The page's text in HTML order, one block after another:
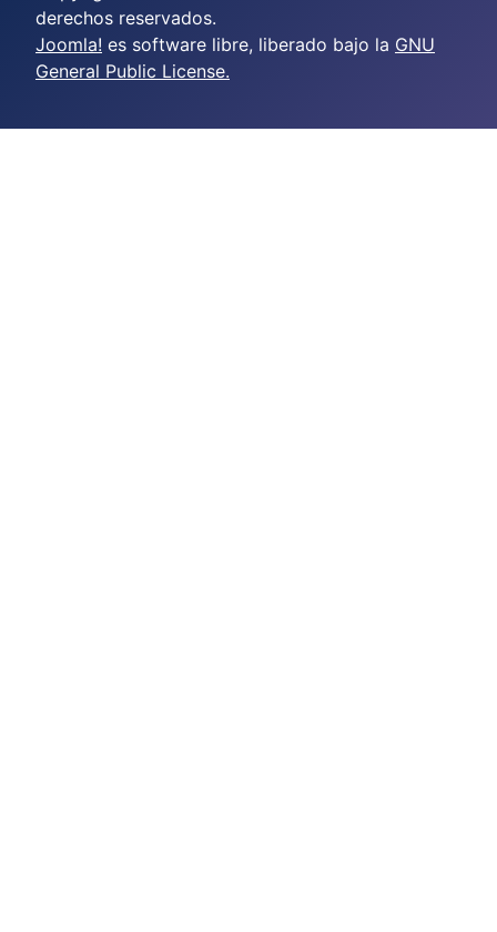
derechos reservados.
Joomla! es software libre, liberado bajo la GNU
General Public License.